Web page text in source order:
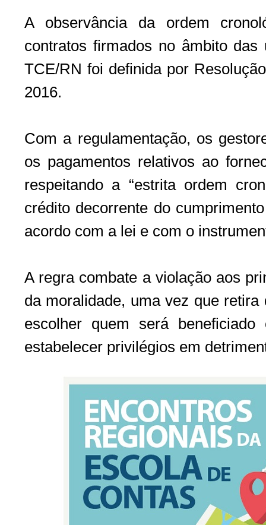
A observância da ordem
contratos firmados no âmbito das
TCE/RN foi definida por
2016.
Com a regulamentação, os
os pagamentos relativos ao
respeitando a “estrita ordem
crédito decorrente do
acordo com a lei e com o
A regra combate a violação aos
da moralidade, uma vez que
escolher quem será
estabelecer privilégios em